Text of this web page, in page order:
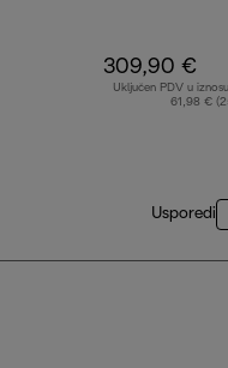
309,90 €
Uključen PDV u
61,98 €
Usporedi